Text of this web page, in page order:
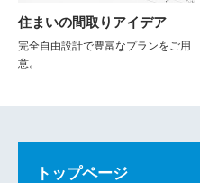
住まいの間取りアイデア
完全自由設計で豊富なプランをご用
意。
トップページ